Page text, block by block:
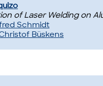
of Laser Welding on
Schmidt
Büskens